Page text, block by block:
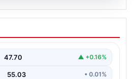
14 Nisan 2026: Altın
oldu? Gram, çeyrek,
47.70 ▲ +0.16%
55.03 • 0.01%